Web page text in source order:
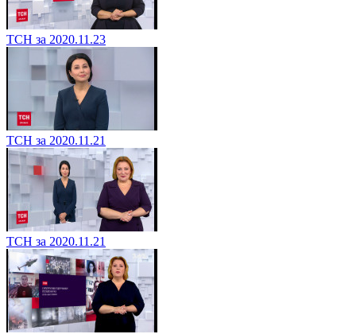
ТСН за 2020.11.23
ТСН за 2020.11.21
ТСН за 2020.11.21